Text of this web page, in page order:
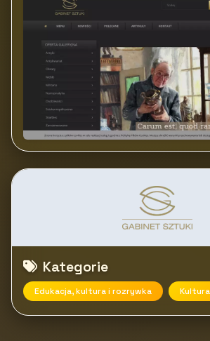
Kategorie
Edukacja, kultura i rozrywka